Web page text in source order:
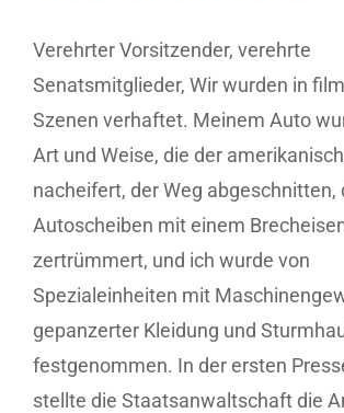
Verehrter Vorsitzender, verehrte
Senatsmitglieder, Wir wurden in
Szenen verhaftet. Meinem Auto
Art und Weise, die der
nacheifert, der Weg abgeschnitten,
Autoscheiben mit einem
zertrümmert, und ich wurde von
Spezialeinheiten mit
gepanzerter Kleidung und
festgenommen. In der ersten
stellte die Staatsanwaltschaft die